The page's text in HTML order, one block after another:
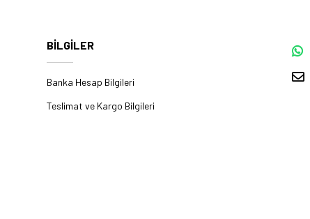
BİLGİLER
Banka Hesap Bilgileri
Teslimat ve Kargo Bilgileri